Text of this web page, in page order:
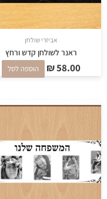
אביזרי שולחן
ראנר לשולחן קדש ורחץ
₪58.00 הוספה לסל